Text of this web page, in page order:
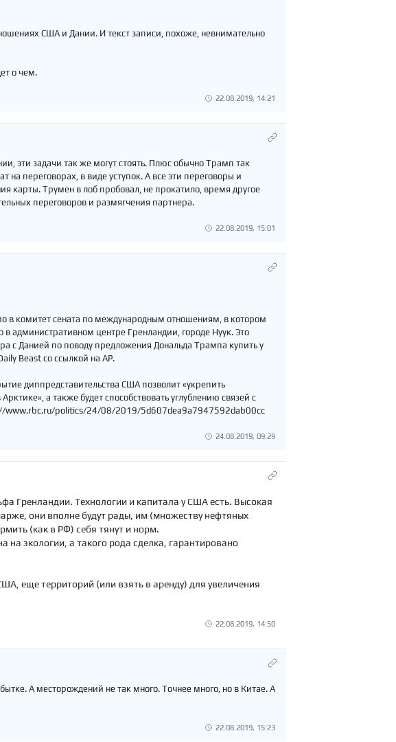
США и Дании. И текст записи, похоже, невнимательно
о чем.
22.08.2019, 14:21
эти задачи так же могут стоять. Плюс обычно Трамп так
на переговорах, в виде уступок. А все эти переговоры и
карты. Трумен в лоб пробовал, не прокатило, время другое
переговоров и размягчения партнера.
22.08.2019, 15:01
в комитет сената по международным отношениям, в котором
административном центре Гренландии, городе Нуук. Это
с Данией по поводу предложения Дональда Трампа купить у
Beast со ссылкой на AP.
диппредставительства США позволит «укрепить
а также будет способствовать углублению связей с
www.rbc.ru/politics/24/08/2019/5d607dea9a7947592dab00cc
24.08.2019, 09:29
Гренландии. Технологии и капитала у США есть. Высокая
они вполне будут рады, им (множеству нефтяных
(как в РФ) себя тянут и норм.
экологии, а такого рода сделка, гарантировано
еще территорий (или взять в аренду) для увеличения
22.08.2019, 14:50
А месторождений не так много. Точнее много, но в Китае. А
22.08.2019, 15:23